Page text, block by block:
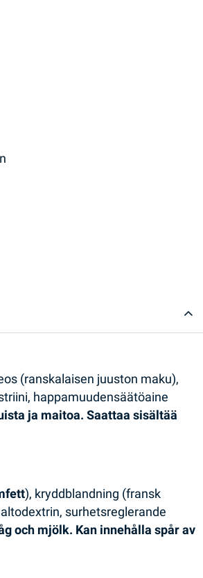
(ranskalaisen juuston maku),
happamuudensäätöaine
ja maitoa. Saattaa sisältää
), kryddblandning (fransk
surhetsreglerande
och mjölk. Kan innehålla spår av